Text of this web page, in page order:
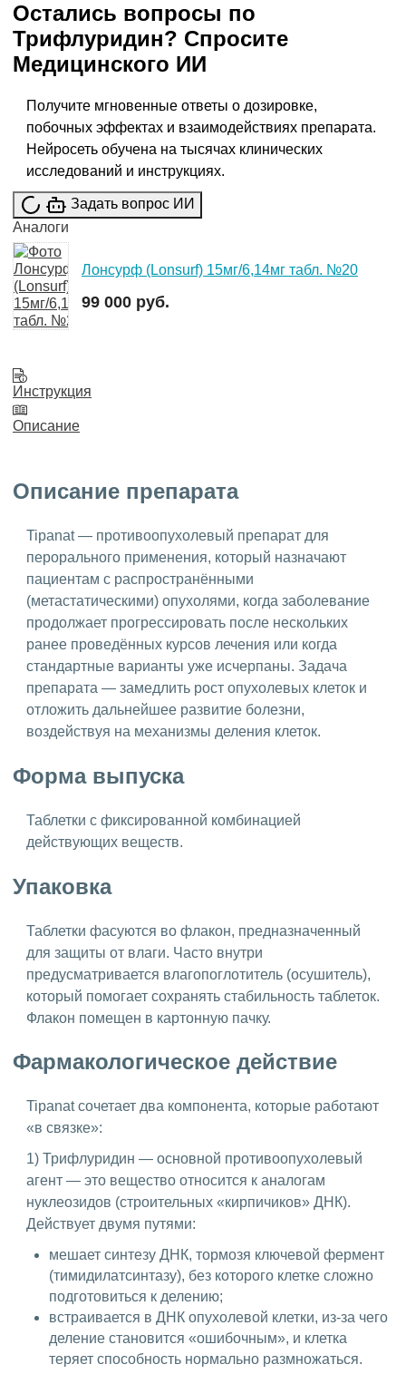
Остались вопросы по
Трифлуридин? Спросите
Медицинского ИИ
Получите мгновенные ответы о дозировке,
побочных эффектах и взаимодействиях препарата.
Нейросеть обучена на тысячах клинических
исследований и инструкциях.
Задать вопрос ИИ
Аналоги
Лонсурф (Lonsurf) 15мг/6,14мг табл. №20
99 000 руб.
Инструкция
Описание
Описание препарата
Tipanat — противоопухолевый препарат для
перорального применения, который назначают
пациентам с распространёнными
(метастатическими) опухолями, когда заболевание
продолжает прогрессировать после нескольких
ранее проведённых курсов лечения или когда
стандартные варианты уже исчерпаны. Задача
препарата — замедлить рост опухолевых клеток и
отложить дальнейшее развитие болезни,
воздействуя на механизмы деления клеток.
Форма выпуска
Таблетки с фиксированной комбинацией
действующих веществ.
Упаковка
Таблетки фасуются во флакон, предназначенный
для защиты от влаги. Часто внутри
предусматривается влагопоглотитель (осушитель),
который помогает сохранять стабильность таблеток.
Флакон помещен в картонную пачку.
Фармакологическое действие
Tipanat сочетает два компонента, которые работают
«в связке»:
1) Трифлуридин — основной противоопухолевый
агент — это вещество относится к аналогам
нуклеозидов (строительных «кирпичиков» ДНК).
Действует двумя путями:
мешает синтезу ДНК, тормозя ключевой фермент
(тимидилатсинтазу), без которого клетке сложно
подготовиться к делению;
встраивается в ДНК опухолевой клетки, из-за чего
деление становится «ошибочным», и клетка
теряет способность нормально размножаться.